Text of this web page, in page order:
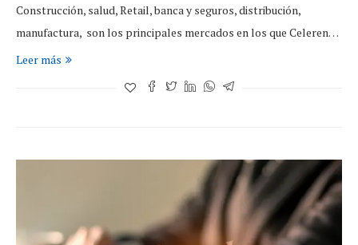
Construcción, salud, Retail, banca y seguros, distribución,
manufactura, son los principales mercados en los que Celeren…
Leer más